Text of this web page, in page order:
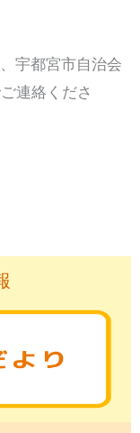
宇都宮市自治会
連絡くださ